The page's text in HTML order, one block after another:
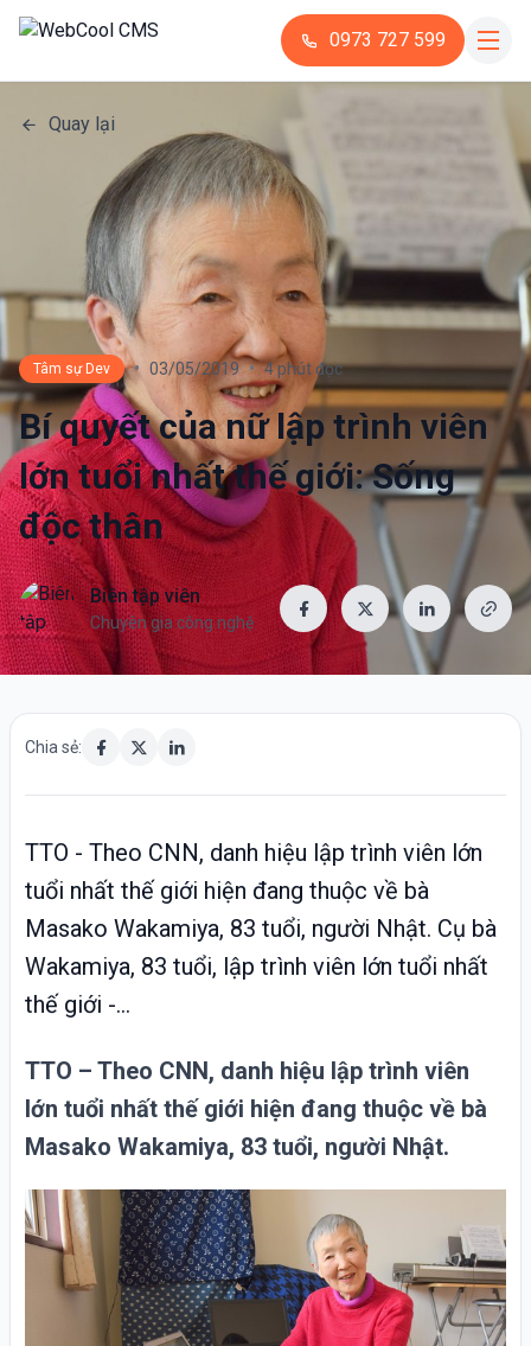
0973 727 599
Quay lại
Tâm sự Dev • 03/05/2019 • 4 phút đọc
Bí quyết của nữ lập trình viên
lớn tuổi nhất thế giới: Sống
độc thân
Biên tập viên
Chuyên gia công nghệ
Chia sẻ:
TTO - Theo CNN, danh hiệu lập trình viên lớn
tuổi nhất thế giới hiện đang thuộc về bà
Masako Wakamiya, 83 tuổi, người Nhật. Cụ bà
Wakamiya, 83 tuổi, lập trình viên lớn tuổi nhất
thế giới -...
TTO – Theo CNN, danh hiệu lập trình viên
lớn tuổi nhất thế giới hiện đang thuộc về bà
Masako Wakamiya, 83 tuổi, người Nhật.